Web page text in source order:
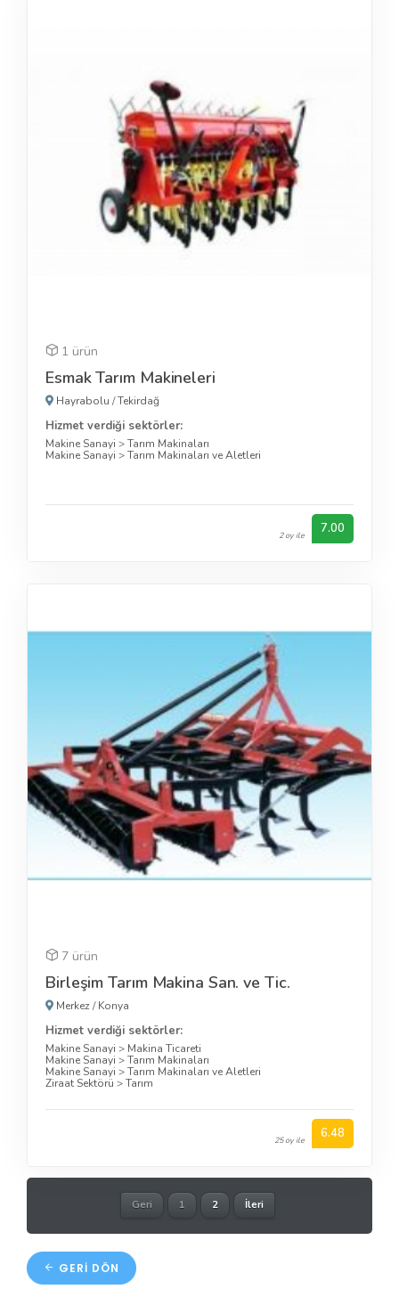
1 ürün
Esmak Tarım Makineleri
Hayrabolu /Tekirdağ
Hizmet verdiği sektörler:
Makine Sanayi >Tarım Makinaları
Makine Sanayi >Tarım Makinaları ve Aletleri
2 oy ile 7.00
7 ürün
Birleşim Tarım Makina San. ve Tic.
Merkez/Konya
Hizmet verdiği sektörler:
Makine Sanayi > Makina Ticareti
Makine Sanayi >Tarım Makinaları
Makine Sanayi >Tarım Makinaları ve Aletleri
Ziraat Sektörü >Tarım
25 oy ile 6.48
Geri 1 2 İleri
GERI DÖN